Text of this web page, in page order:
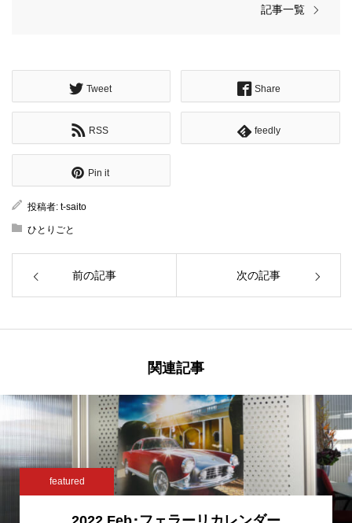
記事一覧
Tweet Share
RSS feedly
Pin it
投稿者: t-saito
ひとりごと
前の記事 次の記事
関連記事
featured